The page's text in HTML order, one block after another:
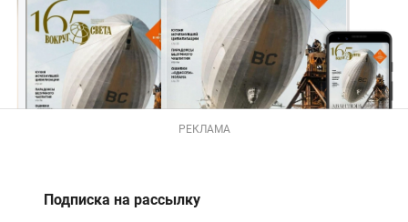
РЕКЛАМА
Подписка на рассылку